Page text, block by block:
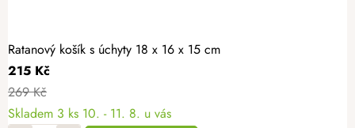
Ratanový košík s úchyty 18 x 16 x 15 cm
215 Kč
269 Kč
Skladem 3 ks 10. - 11. 8. u vás